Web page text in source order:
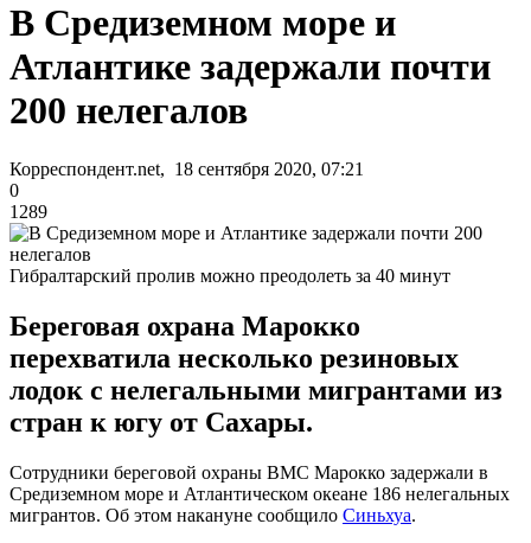
В Средиземном море и
Атлантике задержали почти
200 нелегалов
Корреспондент.net, 18 сентября 2020, 07:21
0
1289
Гибралтарский пролив можно преодолеть за 40 минут
Береговая охрана Марокко
перехватила несколько резиновых
лодок с нелегальными мигрантами из
стран к югу от Сахары.
Сотрудники береговой охраны ВМС Марокко задержали в
Средиземном море и Атлантическом океане 186 нелегальных
мигрантов. Об этом накануне сообщило Синьхуа.